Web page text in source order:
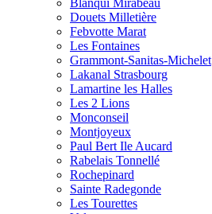
Blanqui Mirabeau
Douets Milletière
Febvotte Marat
Les Fontaines
Grammont-Sanitas-Michelet
Lakanal Strasbourg
Lamartine les Halles
Les 2 Lions
Monconseil
Montjoyeux
Paul Bert Ile Aucard
Rabelais Tonnellé
Rochepinard
Sainte Radegonde
Les Tourettes